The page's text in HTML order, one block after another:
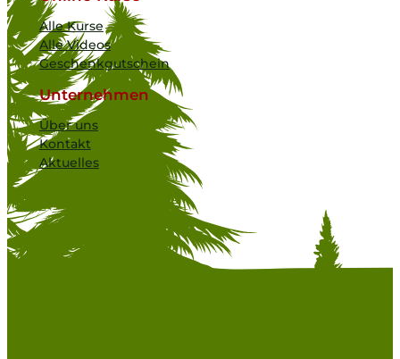
Alle Kurse
Alle Videos
Geschenkgutschein
Unternehmen
Über uns
Kontakt
Aktuelles